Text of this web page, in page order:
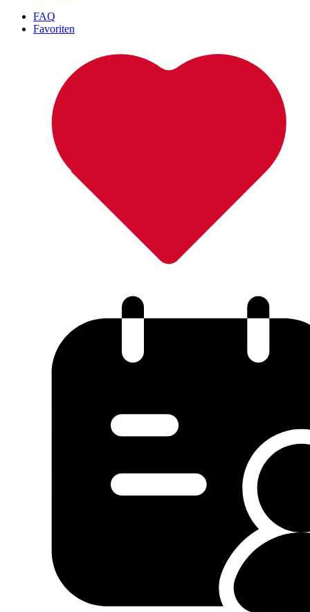
FAQ
Favoriten